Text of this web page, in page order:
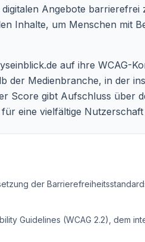
Angebote barrierefrei
Inhalte, um Menschen mit
auf ihre WCAG-
der Medienbranche, in der
Score gibt Aufschluss über
eine vielfältige
der
Guidelines (WCAG 2.2), dem